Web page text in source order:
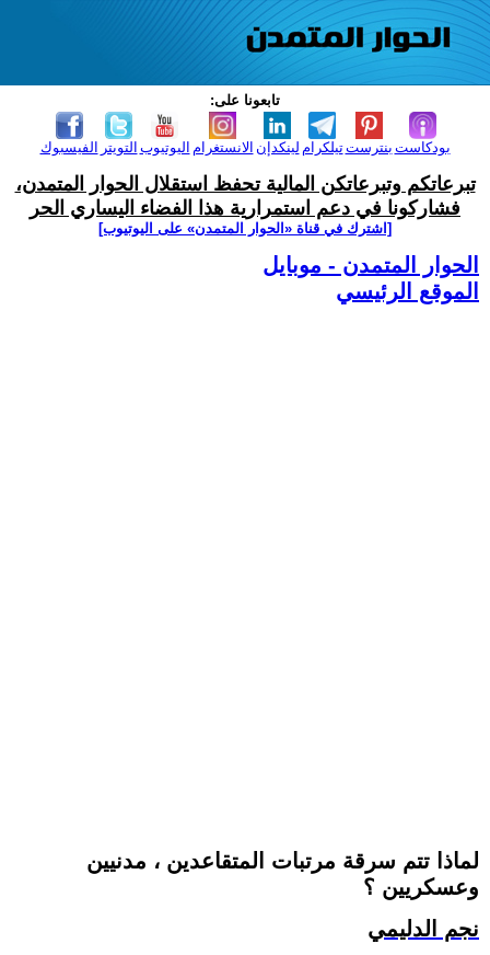
تابعونا على:
الفيسبوك التويتر اليوتيوب الانستغرام لينكدإن تيلكرامبنترست بودكاست
تبرعاتكم وتبرعاتكن المالية تحفظ استقلال الحوار المتمدن،
فشاركونا في دعم استمرارية هذا الفضاء اليساري الحر
[اشترك في قناة ‫«الحوار المتمدن» على اليوتيوب]
الحوار المتمدن - موبايل
الموقع الرئيسي
لماذا تتم سرقة مرتبات المتقاعدين ، مدنيين
وعسكريين ؟
نجم الدليمي